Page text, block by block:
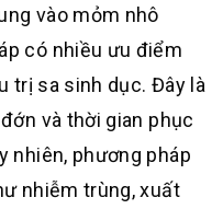
vào mỏm nhô
có nhiều ưu điểm
trị sa sinh dục. Đây là
và thời gian phục
nhiên, phương pháp
nhiễm trùng, xuất